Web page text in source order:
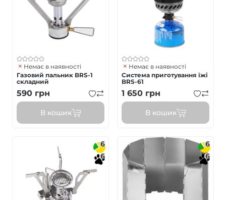
Немає в наявності
Газовий пальник BRS-1
складний
590 грн
В кошик
Немає в наявності
Система приготування їжі
BRS-61
1 650 грн
В кошик
6
6
6
6